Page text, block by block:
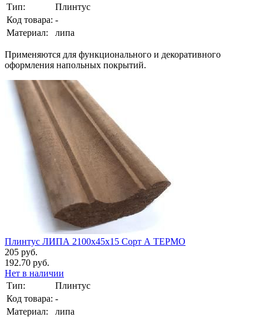
Тип:
Плинтус
Код товара: -
Материал:
липа
Применяются для функционального и декоративного
оформления напольных покрытий.
Плинтус ЛИПА 2100х45х15 Сорт А ТЕРМО
205 руб.
192.70 руб.
Нет в наличии
Тип:
Плинтус
Код товара: -
Материал:
липа